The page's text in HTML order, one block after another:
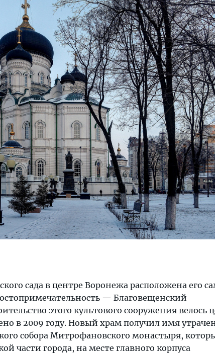
сада в центре Воронежа расположена его
— Благовещенский
этого культового сооружения велось
в 2009 году. Новый храм получил имя
собора Митрофановского монастыря,
части города, на месте главного корпуса